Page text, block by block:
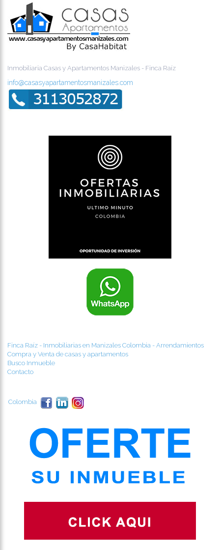
Inmobiliaria Casas y Apartamentos Manizales - Finca Raíz
info@casasyapartamentosmanizales.com
Finca Raíz - Inmobiliarias en Manizales Colombia - Arrendamientos
Compra y Venta de casas y apartamentos
Busco Inmueble
Contacto
Colombia